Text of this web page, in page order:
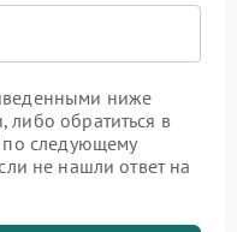
ниже
либо обратиться в
по следующему
не нашли ответ на